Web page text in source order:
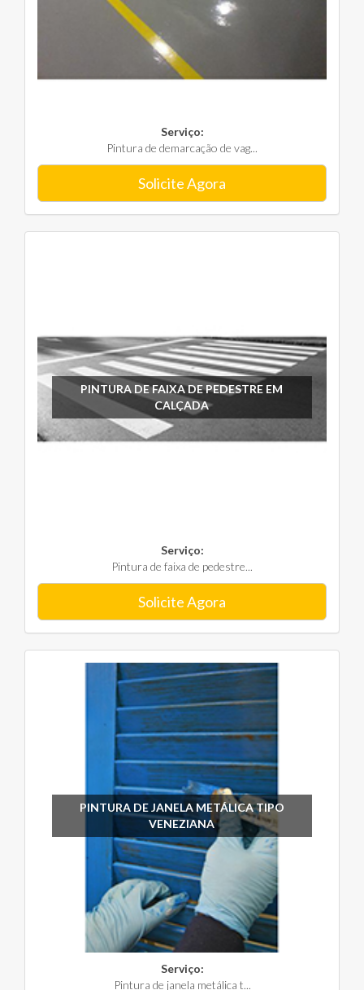
Serviço:
Pintura de demarcação de vag...
Solicite Agora
PINTURA DE FAIXA DE PEDESTRE EM
CALÇADA
Serviço:
Pintura de faixa de pedestre...
Solicite Agora
PINTURA DE JANELA METÁLICA TIPO
VENEZIANA
Serviço:
Pintura de janela metálica t...